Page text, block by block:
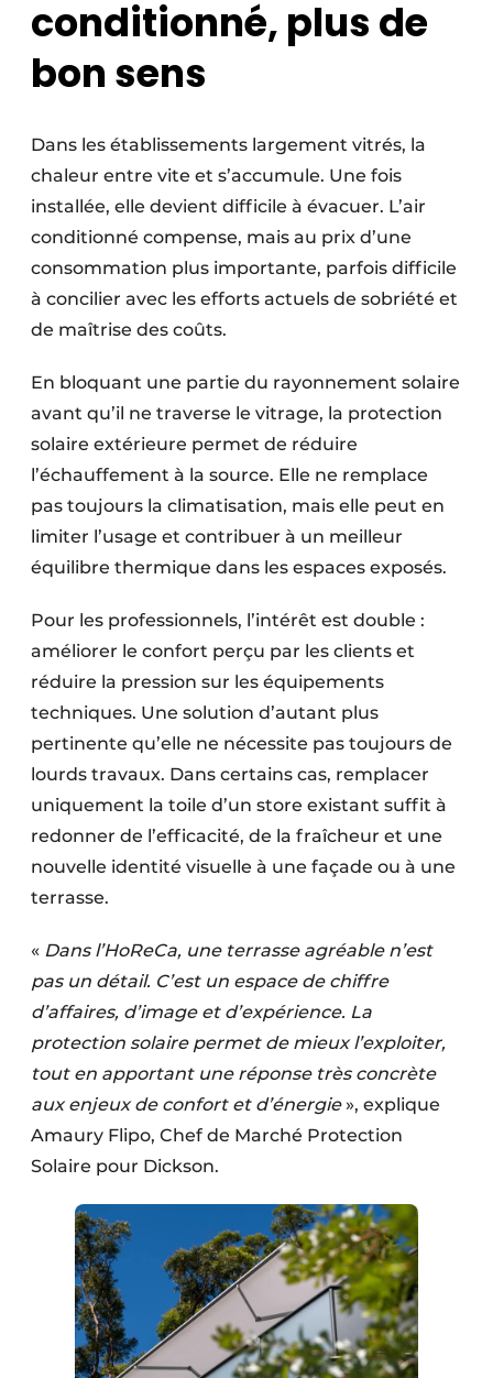
conditionné, plus de
bon sens
Dans les établissements largement vitrés, la
chaleur entre vite et s’accumule. Une fois
installée, elle devient difficile à évacuer. L’air
conditionné compense, mais au prix d’une
consommation plus importante, parfois difficile
à concilier avec les efforts actuels de sobriété et
de maîtrise des coûts.
En bloquant une partie du rayonnement solaire
avant qu’il ne traverse le vitrage, la protection
solaire extérieure permet de réduire
l’échauffement à la source. Elle ne remplace
pas toujours la climatisation, mais elle peut en
limiter l’usage et contribuer à un meilleur
équilibre thermique dans les espaces exposés.
Pour les professionnels, l’intérêt est double :
améliorer le confort perçu par les clients et
réduire la pression sur les équipements
techniques. Une solution d’autant plus
pertinente qu’elle ne nécessite pas toujours de
lourds travaux. Dans certains cas, remplacer
uniquement la toile d’un store existant suffit à
redonner de l’efficacité, de la fraîcheur et une
nouvelle identité visuelle à une façade ou à une
terrasse.
« Dans l’HoReCa, une terrasse agréable n’est
pas un détail. C’est un espace de chiffre
d’affaires, d’image et d’expérience. La
protection solaire permet de mieux l’exploiter,
tout en apportant une réponse très concrète
aux enjeux de confort et d’énergie», explique
Amaury Flipo, Chef de Marché Protection
Solaire pour Dickson.